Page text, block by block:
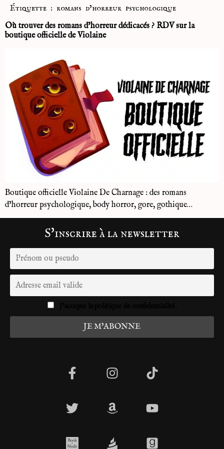
Étiquette : romans d’horreur psychologique
Où trouver des romans d’horreur dédicacés ? RDV sur la
boutique officielle de Violaine
Boutique officielle Violaine De Charnage : des romans
d’horreur psychologique, body horror, gore, gothique…
S'inscrire à la newsletter